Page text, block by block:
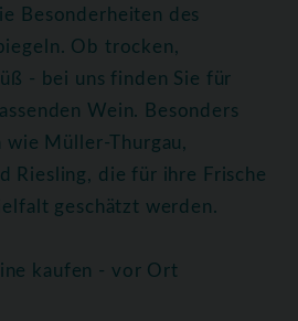
Besonderheiten des
Ob trocken,
- bei uns finden Sie für
Wein. Besonders
wie Müller-Thurgau,
Riesling, die für ihre Frische
geschätzt werden.
kaufen - vor Ort